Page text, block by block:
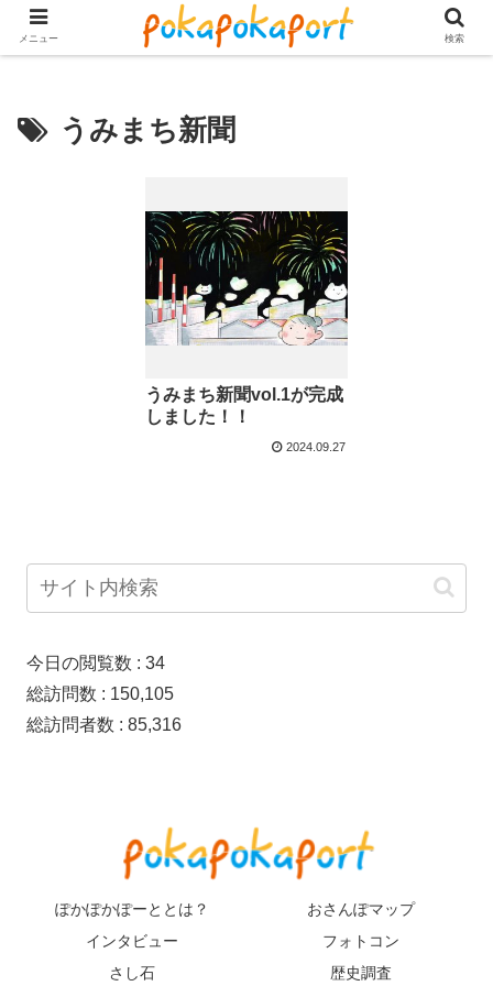
うみまち新聞
うみまち新聞vol.1が完成
しました！！
2024.09.27
今日の閲覧数 : 34
総訪問数 : 150,105
総訪問者数 : 85,316
ぽかぽかぽーととは？
おさんぽマップ
インタビュー
フォトコン
さし石
歴史調査
メニュー 検索